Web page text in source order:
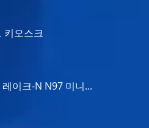
키오스크
이크-N N97 미니...